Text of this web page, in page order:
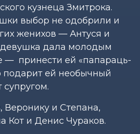
кузнеца Змитрока.
выбор не одобрили и
женихов — Антуся и
девушка дала молодым
— принести ей «папараць-
подарит ей необычный
супругом.
Веронику и Степана,
Кот и Денис Чураков.